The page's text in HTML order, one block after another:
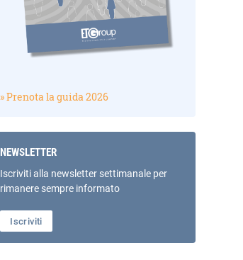
» Prenota la guida 2026
NEWSLETTER
Iscriviti alla newsletter settimanale per
rimanere sempre informato
Iscriviti